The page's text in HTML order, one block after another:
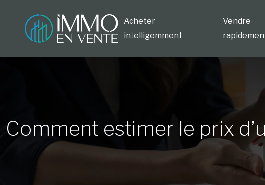
Acheter
intelligemment
Vendre
Comment estimer le prix